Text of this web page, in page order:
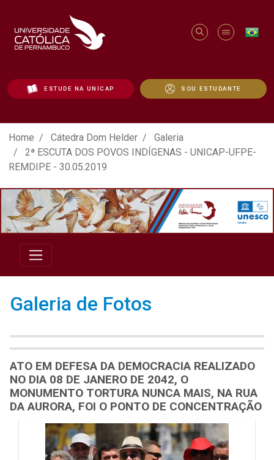
ESTUDE NA UNICAP SOU ESTUDANTE
ATO EM DEFESA DA DEMOCRACIA
Home Cátedra Dom Helder
Galeria
2ª ESCUTA DOS POVOS INDÍGENAS - UNICAP-UFPE-
REMDIPE - 30.05.2019
Galeria de Fotos
ATO EM DEFESA DA DEMOCRACIA REALIZADO
NO DIA 08 DE JANERO DE 2042, O
MONUMENTO TORTURA NUNCA MAIS, NA RUA
DA AURORA, FOI O PONTO DE CONCENTRAÇÃO
Galeria de Mídias